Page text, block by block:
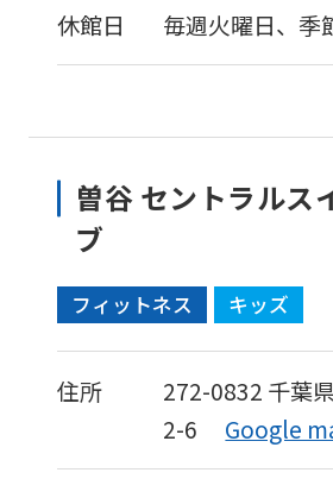
休館日 毎週火曜日、季
曽谷 セントラルス
ブ
フィットネス キッズ
住所 272-0832 千葉
2-6
Google
is
into
Click
the